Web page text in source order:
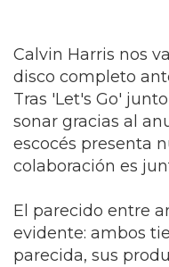
Calvin Harris nos
disco completo
Tras 'Let's Go'
sonar gracias al
escocés presenta
colaboración es
El parecido entre
evidente: ambos
parecida, sus